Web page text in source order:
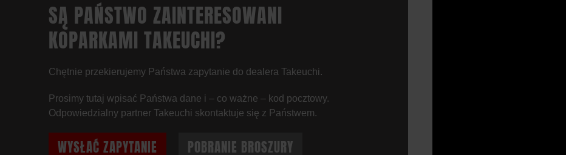
SĄ PAŃSTWO ZAINTERESOWANI
KOPARKAMI TAKEUCHI?
Chętnie przekierujemy Państwa zapytanie do dealera Takeuchi.
Prosimy tutaj wpisać Państwa dane i – co ważne – kod pocztowy.
Odpowiedzialny partner Takeuchi skontaktuje się z Państwem.
WYSŁAĆ ZAPYTANIE POBRANIE BROSZURY